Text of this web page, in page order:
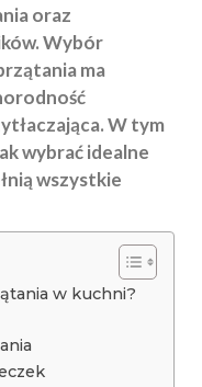
oraz
Wybór
ma
W tym
wybrać idealne
wszystkie
w kuchni?